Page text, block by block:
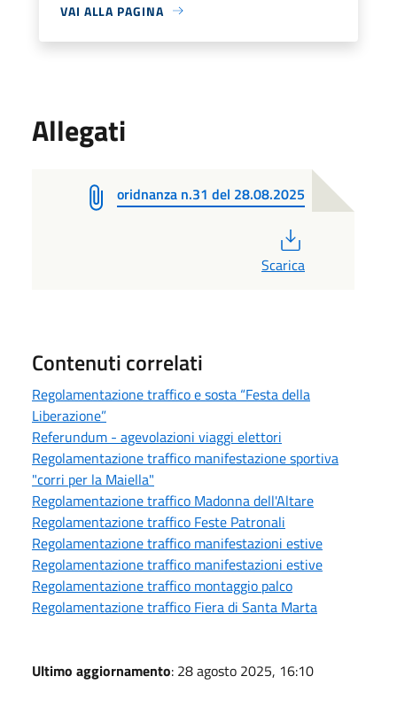
VAI ALLA PAGINA
Allegati
oridnanza n.31 del 28.08.2025
Scarica
Contenuti correlati
Regolamentazione traffico e sosta “Festa della
Liberazione”
Referundum - agevolazioni viaggi elettori
Regolamentazione traffico manifestazione sportiva
"corri per la Maiella"
Regolamentazione traffico Madonna dell'Altare
Regolamentazione traffico Feste Patronali
Regolamentazione traffico manifestazioni estive
Regolamentazione traffico manifestazioni estive
Regolamentazione traffico montaggio palco
Regolamentazione traffico Fiera di Santa Marta
Ultimo aggiornamento: 28 agosto 2025, 16:10